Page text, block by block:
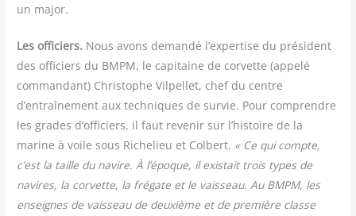
un major.
Les offi­ciers. Nous avons deman­dé l’expertise du pré­sident
des offi­ciers du BMPM, le capi­taine de cor­vette (appe­lé
com­man­dant) Chris­tophe Vil­pel­let, chef du centre
d’entraînement aux tech­niques de sur­vie. Pour com­prendre
les grades d’officiers, il faut reve­nir sur l’histoire de la
marine à voile sous Riche­lieu et Col­bert. « Ce qui compte,
c’est la taille du navire. À l’époque, il exis­tait trois types de
navires, la cor­vette, la fré­gate et le vais­seau. Au BMPM, les
enseignes de vais­seau de deuxième et de pre­mière classe